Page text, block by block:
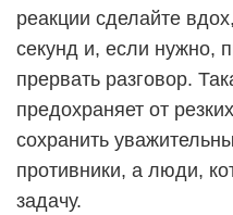
реакции сделайте
секунд и, если нужно,
прервать разговор.
предохраняет от
сохранить
противники, а люди,
задачу.